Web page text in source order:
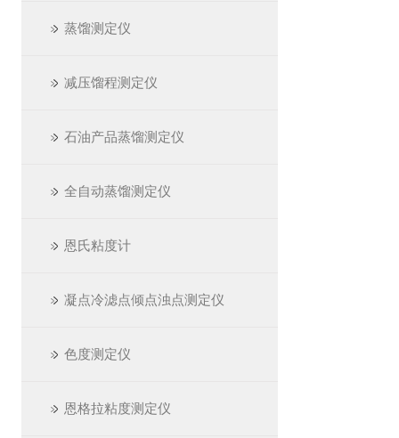
蒸馏测定仪
减压馏程测定仪
石油产品蒸馏测定仪
全自动蒸馏测定仪
恩氏粘度计
凝点冷滤点倾点浊点测定仪
色度测定仪
恩格拉粘度测定仪